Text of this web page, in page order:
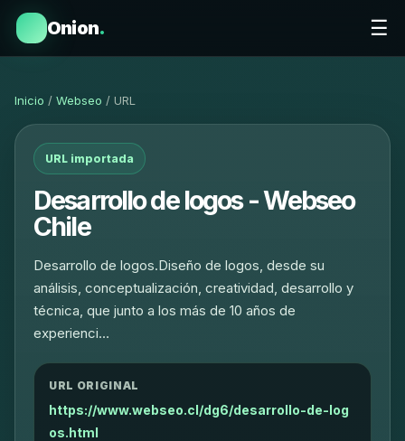
Onion. ☰
Inicio / Webseo / URL
URL importada
Desarrollo de logos - Webseo
Chile
Desarrollo de logos.Diseño de logos, desde su
análisis, conceptualización, creatividad, desarrollo y
técnica, que junto a los más de 10 años de
experienci…
URL ORIGINAL
https://www.webseo.cl/dg6/desarrollo-de-log
os.html